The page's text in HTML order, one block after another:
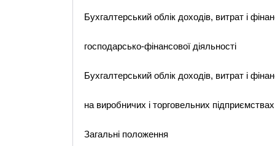
Бухгалтерський облік доходів, витрат і
господарсько-фінансової діяльності
Бухгалтерський облік доходів, витрат і
на виробничих і торговельних підприємствах
Загальні положення